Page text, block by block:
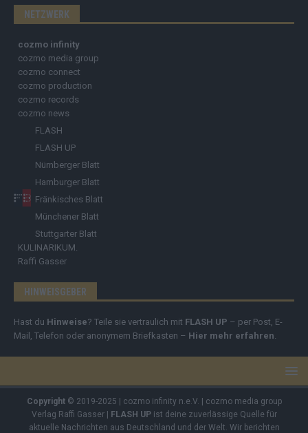
NETZWERK
cozmo infinity
cozmo media group
cozmo connect
cozmo production
cozmo records
cozmo news
FLASH
FLASH UP
Nürnberger Blatt
Hamburger Blatt
Fränkisches Blatt
Münchener Blatt
Stuttgarter Blatt
KULINARIKUM.
Raffi Gasser
HINWEISGEBER
Hast du Hinweise? Teile sie vertraulich mit FLASH UP – per Post, E-
Mail, Telefon oder anonymem Briefkasten – Hier mehr erfahren
Copyright© 2019-2025 | cozmo infinity n.e.V. | cozmo media group
Verlag Raffi Gasser | FLASH UPist deine zuverlässige Quelle für
aktuelle Nachrichten aus Deutschland und der Welt. Wir berichten